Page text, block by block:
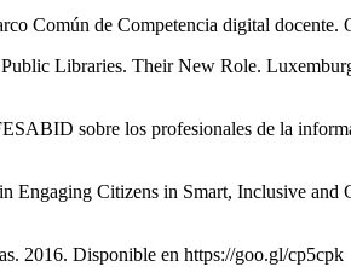
Común de Competencia digital docente.
Libraries. Their New Role.
sobre los profesionales de la
Citizens in Smart, Inclusive and
2016. Disponible en https://goo.gl/cp5cpk